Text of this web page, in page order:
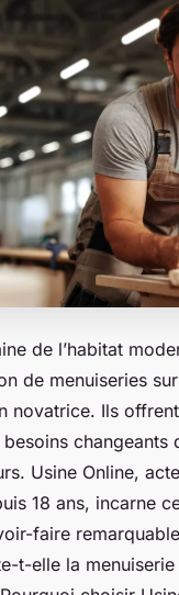
de l’habitat
de menuiseries
novatrice. Ils
changeants
Usine Online,
18 ans, incarne
faire
t-elle la